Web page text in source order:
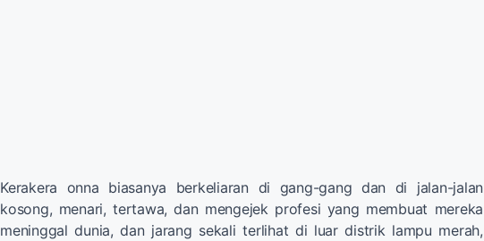
Kerakera onna biasanya berkeliaran di gang-gang dan di jalan-jalan
kosong, menari, tertawa, dan mengejek profesi yang membuat mereka
meninggal dunia, dan jarang sekali terlihat di luar distrik lampu merah,